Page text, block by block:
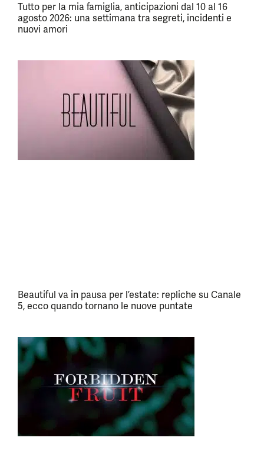
Tutto per la mia famiglia, anticipazioni dal 10 al 16
agosto 2026: una settimana tra segreti, incidenti e
nuovi amori
Beautiful va in pausa per l’estate: repliche su Canale
5, ecco quando tornano le nuove puntate